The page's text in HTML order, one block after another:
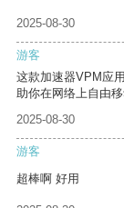
2025-08-30
游客
这款加速器VPM应
助你在网络上自由移
2025-08-30
游客
超棒啊 好用